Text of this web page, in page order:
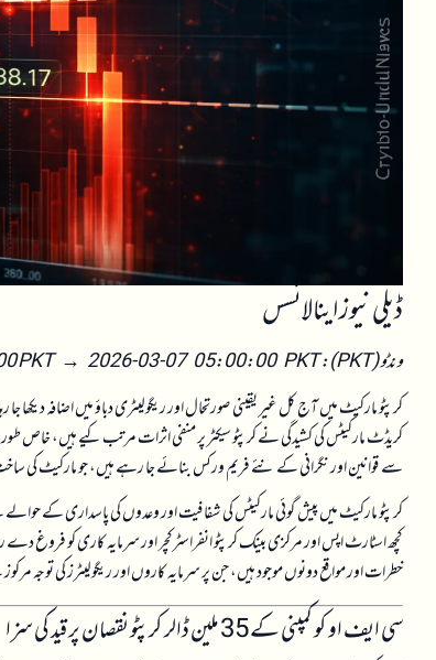
ڈیلی نیوز اینالائسس
ونڈو (PKT): 2026-03-06 05:00:00 PKT → 2026-03-07 05:00:00 PKT
کرپٹو مارکیٹ میں آج کل غیر یقینی صورتحال اور ریگولیٹری دباؤ میں اضافہ دیکھا
کریڈٹ مارکیٹس کی کشیدگی نے کرپٹو سیکٹر پر منفی اثرات مرتب کیے ہیں، خاص
سے قوانین اور نگرانی کے نئے فریم ورکس بنائے جا رہے ہیں، جو مارکیٹ کی ساخت
کرپٹو مارکیٹ میں پیش گوئی مارکیٹس کی شفافیت اور وعدوں کی پاسداری کے
کچھ اسٹارٹ اپس اور مرکزی بینک کرپٹو انفراسٹرکچر اور سرمایہ کاری کو فروغ دے
خطرات اور مواقع دونوں موجود ہیں، جن پر سرمایہ کاروں اور ریگولیٹرز کی توجہ
سی ایف او کو کمپنی کے 35 ملین ڈالر کرپٹو نقصان پر قید کی سزا